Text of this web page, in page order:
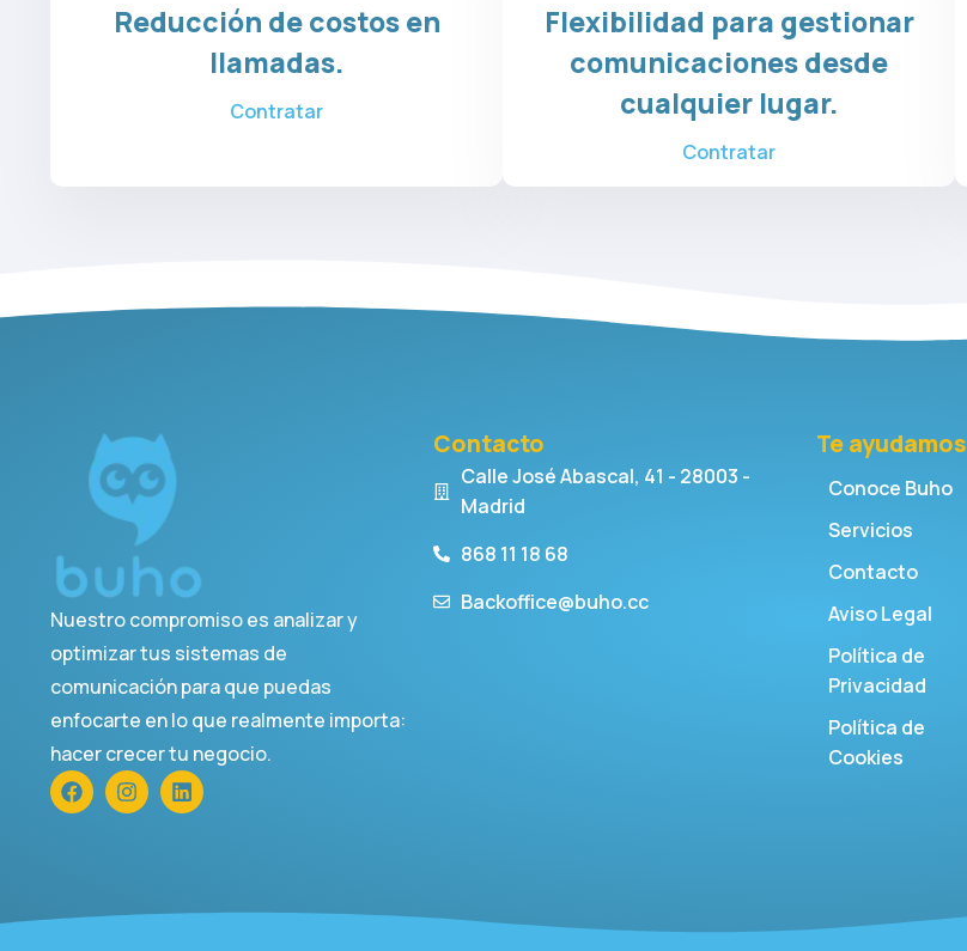
Reducción de costos en
llamadas.
Contratar
Flexibilidad para gestionar
comunicaciones desde
cualquier lugar.
Contratar
Nuestro compromiso es analizar y
optimizar tus sistemas de
comunicación para que puedas
enfocarte en lo que realmente importa:
hacer crecer tu negocio.
Contacto
Calle José Abascal, 41 - 28003 -
Madrid
868 11 18 68
Backoffice@buho.cc
Te ayudamos
Conoce Buho
Servicios
Contacto
Aviso Legal
Política de
Privacidad
Política de
Cookies